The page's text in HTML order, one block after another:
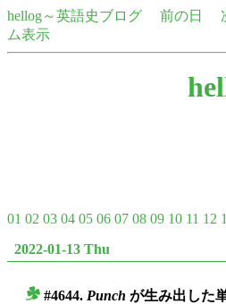
hellog～英語史ブログ 前の日
ム表示
01 02 03 04 05 06 07 08 09 10 11 12
2022-01-13 Thu
#4644. Punch が生み出した